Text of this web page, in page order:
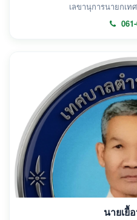
เลขานุการนายกเท
นายเยื้